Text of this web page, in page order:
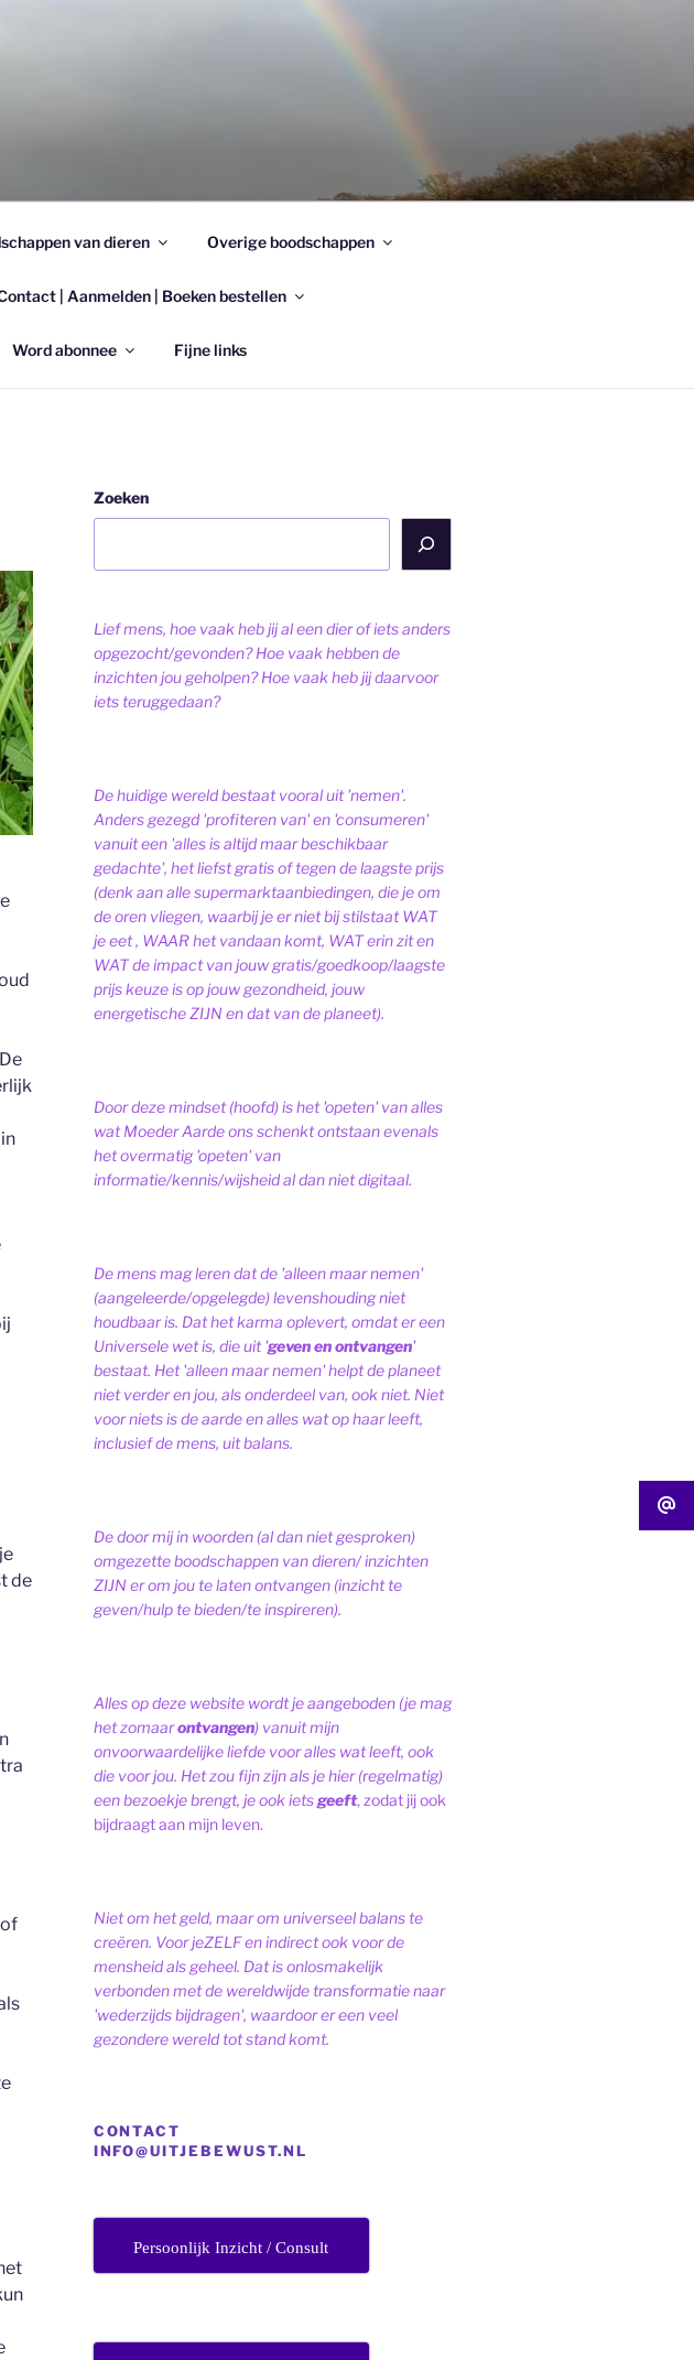
van dieren Overige boodschappen
| Aanmelden | Boeken bestellen
Word abonnee Fijne links
de
Zoeken
Lief mens, hoe vaak heb jij al een dier of iets anders
opgezocht/gevonden? Hoe vaak hebben de
inzichten jou geholpen? Hoe vaak heb jij daarvoor
iets teruggedaan?
De huidige wereld bestaat vooral uit 'nemen'.
Anders gezegd 'profiteren van' en 'consumeren'
vanuit een 'alles is altijd maar beschikbaar
gedachte', het liefst gratis of tegen de laagste prijs
(denk aan alle supermarktaanbiedingen, die je om
de oren vliegen, waarbij je er niet bij stilstaat WAT
je eet , WAAR het vandaan komt, WAT erin zit en
WAT de impact van jouw gratis/goedkoop/laagste
prijs keuze is op jouw gezondheid, jouw
energetische ZIJN en dat van de planeet).
Door deze mindset (hoofd) is het 'opeten' van alles
wat Moeder Aarde ons schenkt ontstaan evenals
het overmatig 'opeten' van
informatie/kennis/wijsheid al dan niet digitaal.
De mens mag leren dat de 'alleen maar nemen'
(aangeleerde/opgelegde) levenshouding niet
houdbaar is. Dat het karma oplevert, omdat er een
Universele wet is, die uit 'geven en ontvangen'
bestaat. Het 'alleen maar nemen' helpt de planeet
niet verder en jou, als onderdeel van, ook niet. Niet
voor niets is de aarde en alles wat op haar leeft,
inclusief de mens, uit balans.
De door mij in woorden (al dan niet gesproken)
omgezette boodschappen van dieren/ inzichten
ZIJN er om jou te laten ontvangen (inzicht te
geven/hulp te bieden/te inspireren).
Alles op deze website wordt je aangeboden (je mag
het zomaarontvangen) vanuit mijn
onvoorwaardelijke liefde voor alles wat leeft, ook
die voor jou. Het zou fijn zijn als je hier (regelmatig)
een bezoekje brengt, je ook ietsgeeft, zodat jij ook
bijdraagt aan mijn leven.
Niet om het geld, maar om universeel balans te
creëren. Voor jeZELF en indirect ook voor de
mensheid als geheel. Dat is onlosmakelijk
verbonden met de wereldwijde transformatie naar
'wederzijds bijdragen', waardoor er een veel
gezondere wereld tot stand komt.
CONTACT
INFO@UITJEBEWUST.NL
Persoonlijk Inzicht / Consult